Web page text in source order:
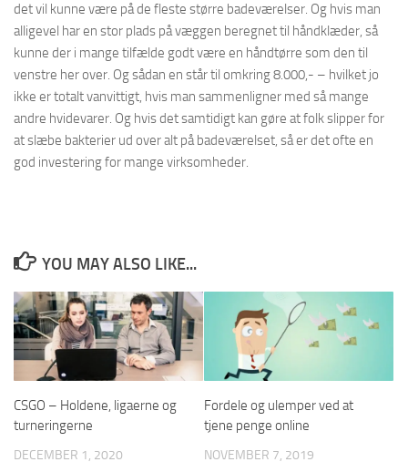
det vil kunne være på de fleste større badeværelser. Og hvis man
alligevel har en stor plads på væggen beregnet til håndklæder, så
kunne der i mange tilfælde godt være en håndtørre som den til
venstre her over. Og sådan en står til omkring 8.000,- – hvilket jo
ikke er totalt vanvittigt, hvis man sammenligner med så mange
andre hvidevarer. Og hvis det samtidigt kan gøre at folk slipper for
at slæbe bakterier ud over alt på badeværelset, så er det ofte en
god investering for mange virksomheder.
YOU MAY ALSO LIKE...
CSGO – Holdene, ligaerne og
turneringerne
DECEMBER 1, 2020
Fordele og ulemper ved at
tjene penge online
NOVEMBER 7, 2019